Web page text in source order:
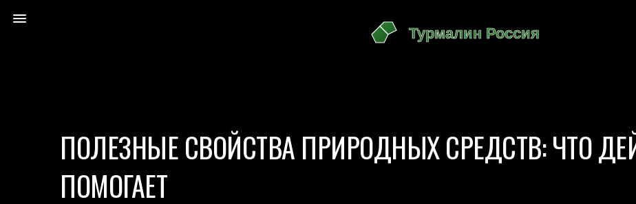
ПОЛЕЗНЫЕ СВОЙСТВА ПРИРОДНЫХ СРЕДСТВ: ЧТО
ПОМОГАЕТ